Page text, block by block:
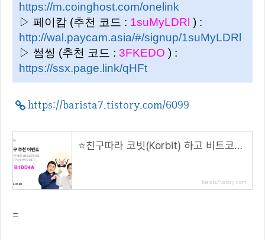
https://m.coinghost.com/onelink
▷ 페이캄 (추천 코드 : 1suMyLDRl ) :
http://wal.paycam.asia/#/signup/1suMyLDRl
▷ 썸씽 (추천 코드 : 3FKEDO ) :
https://ssx.page.link/qHFt
https://barista7.tistory.com/6099
⭐️친구따라 코빗(Korbit) 하고 비트코인 받자! 🌟( 추천 코드 : B1DD4A )
barista7.tistory.com
=